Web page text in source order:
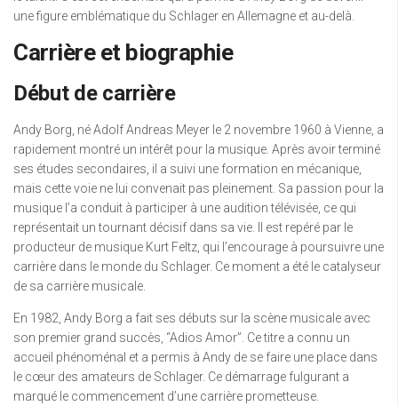
une figure emblématique du Schlager en Allemagne et au-delà.
Carrière et biographie
Début de carrière
Andy Borg, né Adolf Andreas Meyer le 2 novembre 1960 à Vienne, a
rapidement montré un intérêt pour la musique. Après avoir terminé
ses études secondaires, il a suivi une formation en mécanique,
mais cette voie ne lui convenait pas pleinement. Sa passion pour la
musique l’a conduit à participer à une audition télévisée, ce qui
représentait un tournant décisif dans sa vie. Il est repéré par le
producteur de musique Kurt Feltz, qui l’encourage à poursuivre une
carrière dans le monde du Schlager. Ce moment a été le catalyseur
de sa carrière musicale.
En 1982, Andy Borg a fait ses débuts sur la scène musicale avec
son premier grand succès, “Adios Amor”. Ce titre a connu un
accueil phénoménal et a permis à Andy de se faire une place dans
le cœur des amateurs de Schlager. Ce démarrage fulgurant a
marqué le commencement d’une carrière prometteuse.